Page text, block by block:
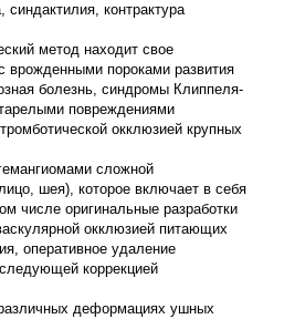
синдактилия, контрактура
метод находит свое
врожденными пороками развития
болезнь, синдромы Клиппеля-
повреждениями
окклюзией крупных
сложной
шея), которое включает в себя
числе оригинальные разработки
окклюзией питающих
оперативное удаление
коррекцией
деформациях ушных